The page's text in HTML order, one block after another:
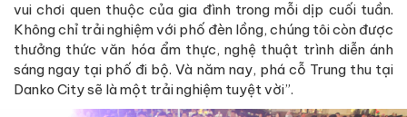
vui chơi quen thuộc của gia đình trong mỗi dịp cuối tuần.
Không chỉ trải nghiệm với phố đèn lồng, chúng tôi còn được
thưởng thức văn hóa ẩm thực, nghệ thuật trình diễn ánh
sáng ngay tại phố đi bộ. Và năm nay, phá cỗ Trung thu tại
Danko City sẽ là một trải nghiệm tuyệt vời”.